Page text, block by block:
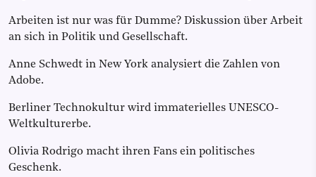
Arbeiten ist nur was für Dumme? Diskussion über Arbeit
an sich in Politik und Gesellschaft.
Anne Schwedt in New York analysiert die Zahlen von
Adobe.
Berliner Technokultur wird immaterielles UNESCO-
Weltkulturerbe.
Olivia Rodrigo macht ihren Fans ein politisches
Geschenk.